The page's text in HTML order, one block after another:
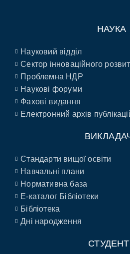
НАУКА
Науковий відділ
Сектор інноваційного
Проблемна НДР
Наукові форуми
Фахові видання
Електронний архів
Стандарти вищої освіти
Навчальні плани
Нормативна база
E-каталог Бібліотеки
Бібліотека
Дні народження